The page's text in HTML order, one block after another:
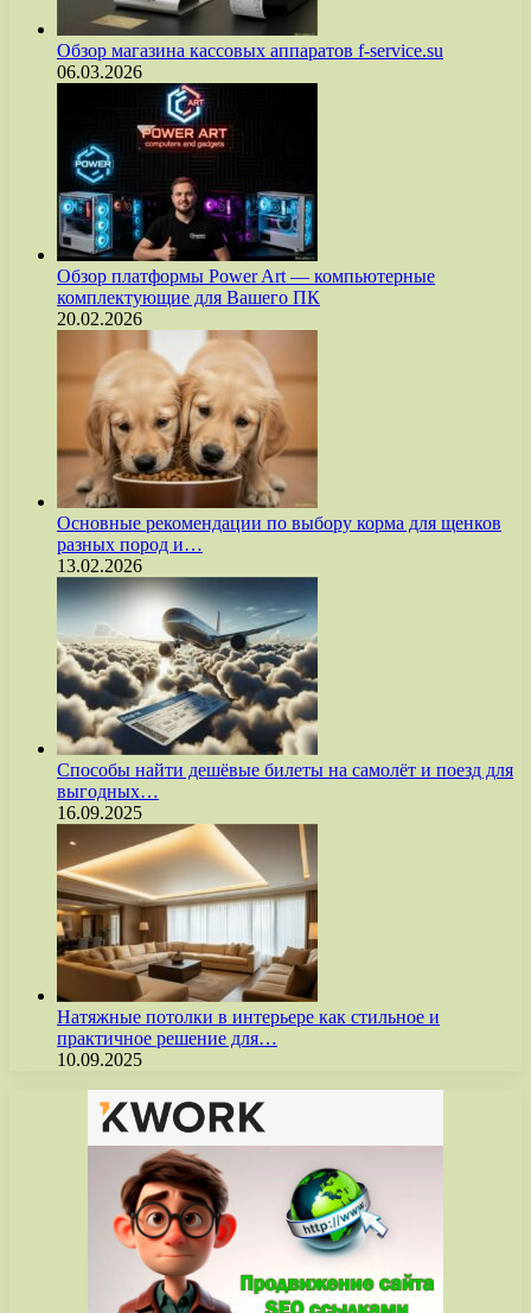
Обзор магазина кассовых аппаратов f-service.su
06.03.2026
Обзор платформы Power Art — компьютерные
комплектующие для Вашего ПК
20.02.2026
Основные рекомендации по выбору корма для щенков
разных пород и…
13.02.2026
Способы найти дешёвые билеты на самолёт и поезд для
выгодных…
16.09.2025
Натяжные потолки в интерьере как стильное и
практичное решение для…
10.09.2025